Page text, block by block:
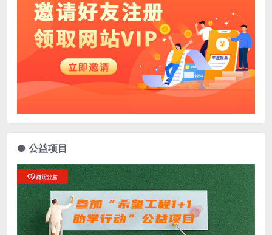
● 公益项目